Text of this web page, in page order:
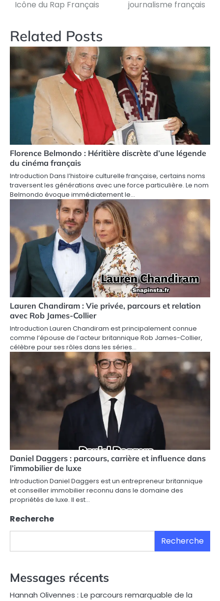
Icône du Rap Français journalisme français
Related Posts
Florence Belmondo : Héritière discrète d’une légende
du cinéma français
Introduction Dans l’histoire culturelle française, certains noms
traversent les générations avec une force particulière. Le nom
Belmondo évoque immédiatement le…
Lauren Chandiram : Vie privée, parcours et relation
avec Rob James-Collier
Introduction Lauren Chandiram est principalement connue
comme l’épouse de l’acteur britannique Rob James-Collier,
célèbre pour ses rôles dans les séries…
Daniel Daggers : parcours, carrière et influence dans
l’immobilier de luxe
Introduction Daniel Daggers est un entrepreneur britannique
et conseiller immobilier reconnu dans le domaine des
propriétés de luxe. Il est…
Recherche
Recherche
Messages récents
Hannah Olivennes : Le parcours remarquable de la